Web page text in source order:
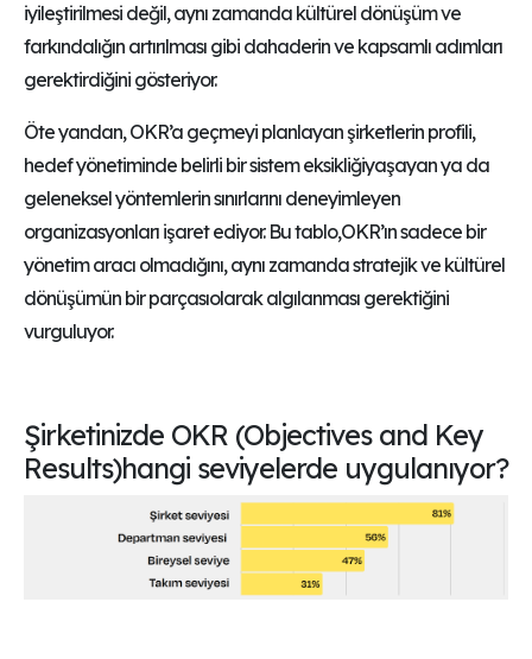
iyileştirilmesi değil, aynı zamanda kültürel dönüşüm ve
farkındalığın artırılması gibi dahaderin ve kapsamlı adımları
gerektirdiğini gösteriyor.
Öte yandan, OKR’a geçmeyi planlayan şirketlerin profili,
hedef yönetiminde belirli bir sistem eksikliğiyaşayan ya da
geleneksel yöntemlerin sınırlarını deneyimleyen
organizasyonları işaret ediyor. Bu tablo,OKR’ın sadece bir
yönetim aracı olmadığını, aynı zamanda stratejik ve kültürel
dönüşümün bir parçasıolarak algılanması gerektiğini
vurguluyor.
Şirketinizde OKR (Objectives and Key
Results)hangi seviyelerde uygulanıyor?